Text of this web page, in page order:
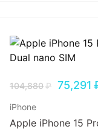
104,880₽ 75,291
iPhone
Apple iPhone 15